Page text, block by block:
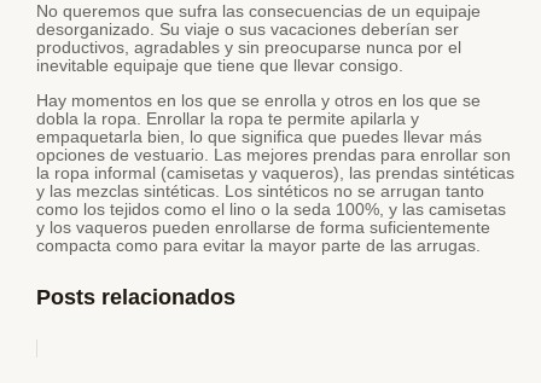
No queremos que sufra las consecuencias de un equipaje
desorganizado. Su viaje o sus vacaciones deberían ser
productivos, agradables y sin preocuparse nunca por el
inevitable equipaje que tiene que llevar consigo.
Hay momentos en los que se enrolla y otros en los que se
dobla la ropa. Enrollar la ropa te permite apilarla y
empaquetarla bien, lo que significa que puedes llevar más
opciones de vestuario. Las mejores prendas para enrollar son
la ropa informal (camisetas y vaqueros), las prendas sintéticas
y las mezclas sintéticas. Los sintéticos no se arrugan tanto
como los tejidos como el lino o la seda 100%, y las camisetas
y los vaqueros pueden enrollarse de forma suficientemente
compacta como para evitar la mayor parte de las arrugas.
Posts relacionados